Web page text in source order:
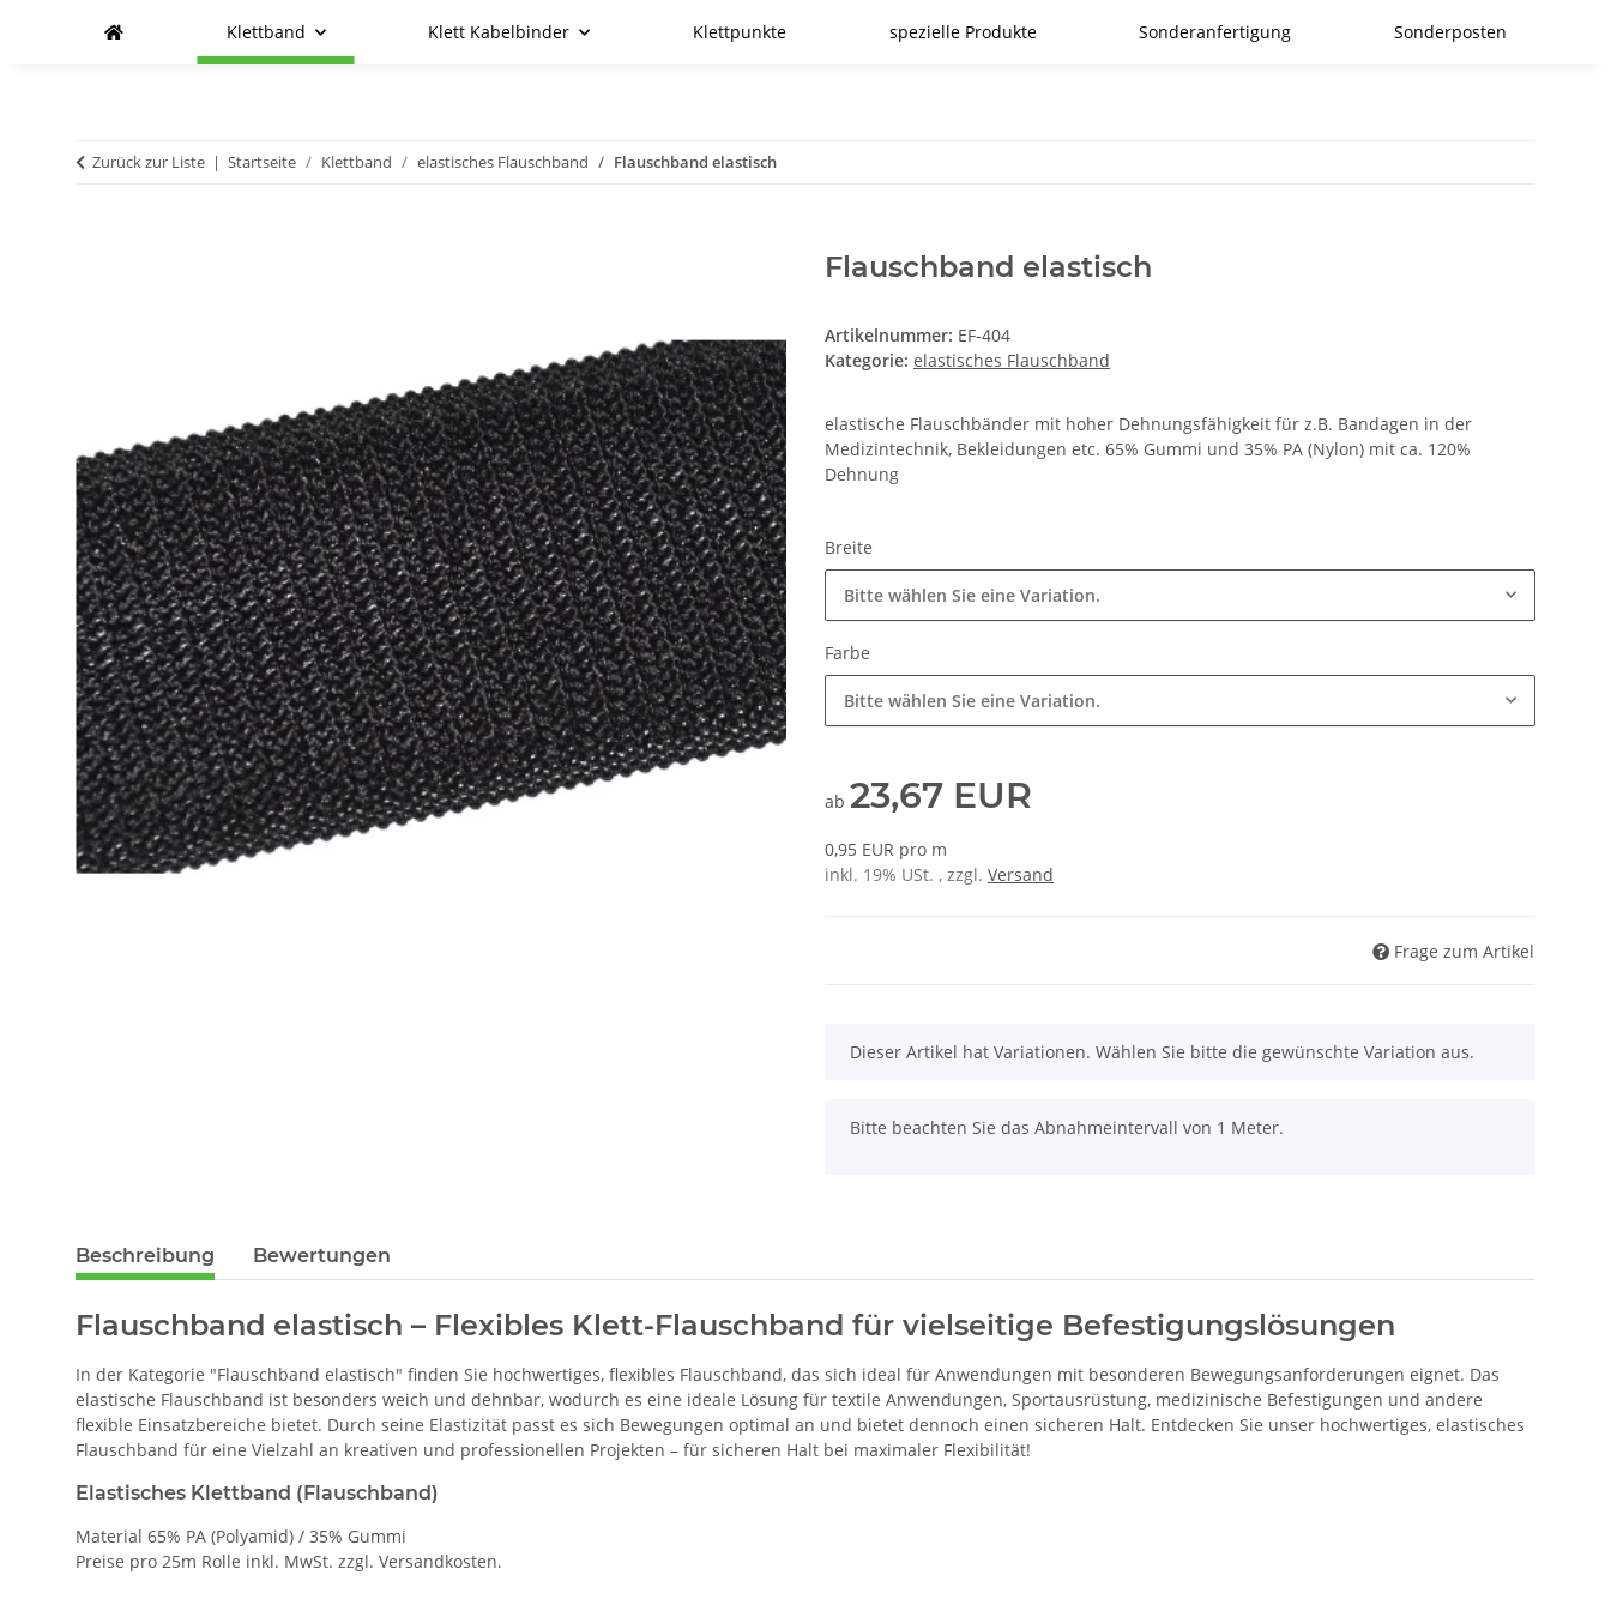
Klettband Klett Kabelbinder Klettpunkte spezielle Produkte Sonderanfertigung Sonderposten
Zurück zur Liste Startseite Klettband elastisches Flauschband Flauschband elastisch
Flauschband elastisch
Artikelnummer: EF-404
Kategorie: elastisches Flauschband
elastische Flauschbänder mit hoher Dehnungsfähigkeit für z.B. Bandagen in der
Medizintechnik, Bekleidungen etc. 65% Gummi und 35% PA (Nylon) mit ca. 120%
Dehnung
Breite
Bitte wählen Sie eine Variation.
Farbe
Bitte wählen Sie eine Variation.
ab 23,67 EUR
0,95 EUR pro m
inkl. 19% USt. , zzgl. Versand
Frage zum Artikel
x
Dieser Artikel hat Variationen. Wählen Sie bitte die gewünschte Variation aus.
x
Bitte beachten Sie das Abnahmeintervall von 1 Meter.
Beschreibung Bewertungen
Flauschband elastisch – Flexibles Klett-Flauschband für vielseitige Befestigungslösungen
In der Kategorie "Flauschband elastisch" finden Sie hochwertiges, flexibles Flauschband, das sich ideal für Anwendungen mit besonderen Bewegungsanforderungen eignet. Das
elastische Flauschband ist besonders weich und dehnbar, wodurch es eine ideale Lösung für textile Anwendungen, Sportausrüstung, medizinische Befestigungen und andere
flexible Einsatzbereiche bietet. Durch seine Elastizität passt es sich Bewegungen optimal an und bietet dennoch einen sicheren Halt. Entdecken Sie unser hochwertiges, elastisches
Flauschband für eine Vielzahl an kreativen und professionellen Projekten – für sicheren Halt bei maximaler Flexibilität!
Elastisches Klettband (Flauschband)
Material 65% PA (Polyamid) / 35% Gummi
Preise pro 25m Rolle inkl. MwSt. zzgl. Versandkosten.